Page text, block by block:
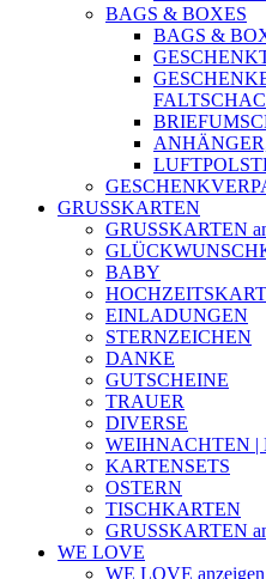
BAGS & BOXES
BAGS &
GRUSSKARTEN
GRUSSKARTEN
BABY
EINLADUNGEN
STERNZEICHEN
DANKE
GUTSCHEINE
TRAUER
DIVERSE
WEIHNACHTEN |
KARTENSETS
OSTERN
TISCHKARTEN
GRUSSKARTEN
WE LOVE
WE LOVE anzeigen